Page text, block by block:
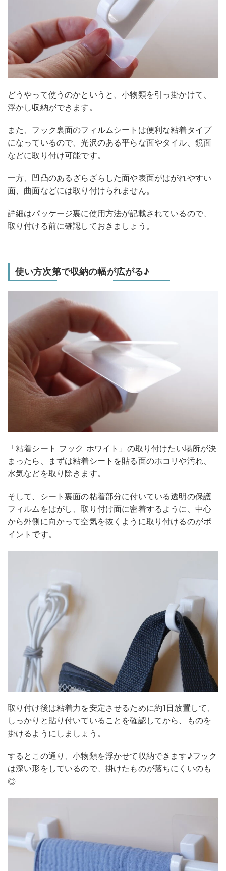
どうやって使うのかというと、小物類を引っ掛かけて、
浮かし収納ができます。
また、フック裏面のフィルムシートは便利な粘着タイプ
になっているので、光沢のある平らな面やタイル、鏡面
などに取り付け可能です。
一方、凹凸のあるざらざらした面や表面がはがれやすい
面、曲面などには取り付けられません。
詳細はパッケージ裏に使用方法が記載されているので、
取り付ける前に確認しておきましょう。
使い方次第で収納の幅が広がる♪
「粘着シート フック ホワイト」の取り付けたい場所が決
まったら、まずは粘着シートを貼る面のホコリや汚れ、
水気などを取り除きます。
そして、シート裏面の粘着部分に付いている透明の保護
フィルムをはがし、取り付け面に密着するように、中心
から外側に向かって空気を抜くように取り付けるのがポ
イントです。
取り付け後は粘着力を安定させるために約1日放置して、
しっかりと貼り付いていることを確認してから、ものを
掛けるようにしましょう。
するとこの通り、小物類を浮かせて収納できます♪フック
は深い形をしているので、掛けたものが落ちにくいのも
◎